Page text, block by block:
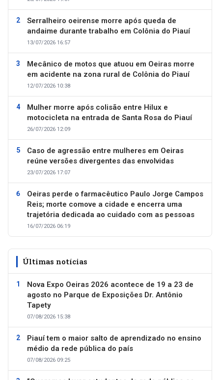
Serralheiro oeirense morre após queda de
andaime durante trabalho em Colônia do Piauí
13/07/2026 16:57
Mecânico de motos que atuou em Oeiras morre
em acidente na zona rural de Colônia do Piauí
12/07/2026 10:38
Mulher morre após colisão entre Hilux e
motocicleta na entrada de Santa Rosa do Piauí
26/07/2026 12:09
Caso de agressão entre mulheres em Oeiras
reúne versões divergentes das envolvidas
23/07/2026 17:07
Oeiras perde o farmacêutico Paulo Jorge Campos
Reis; morte comove a cidade e encerra uma
trajetória dedicada ao cuidado com as pessoas
16/07/2026 06:19
Últimas notícias
Nova Expo Oeiras 2026 acontece de 19 a 23 de
agosto no Parque de Exposições Dr. Antônio
Tapety
07/08/2026 15:38
Piauí tem o maior salto de aprendizado no ensino
médio da rede pública do país
07/08/2026 09:25